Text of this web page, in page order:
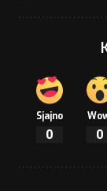
Sjajno
0 0